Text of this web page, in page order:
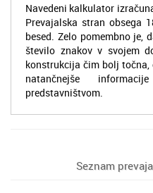
Navedeni kalkulator
Prevajalska stran obsega
besed. Zelo pomembno je,
število znakov v svojem
konstrukcija čim bolj
natančnejše
predstavništvom.
Seznam